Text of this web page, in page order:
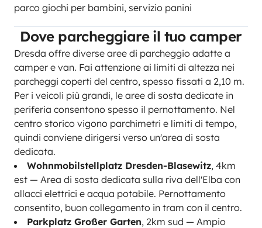
parco giochi per bambini, servizio panini
Dove parcheggiare il tuo camper
Dresda offre diverse aree di parcheggio adatte a
camper e van. Fai attenzione ai limiti di altezza nei
parcheggi coperti del centro, spesso fissati a 2,10 m.
Per i veicoli più grandi, le aree di sosta dedicate in
periferia consentono spesso il pernottamento. Nel
centro storico vigono parchimetri e limiti di tempo,
quindi conviene dirigersi verso un'area di sosta
dedicata.
Wohnmobilstellplatz Dresden-Blasewitz, 4km
est — Area di sosta dedicata sulla riva dell'Elba con
allacci elettrici e acqua potabile. Pernottamento
consentito, buon collegamento in tram con il centro.
Parkplatz Großer Garten, 2km sud — Ampio